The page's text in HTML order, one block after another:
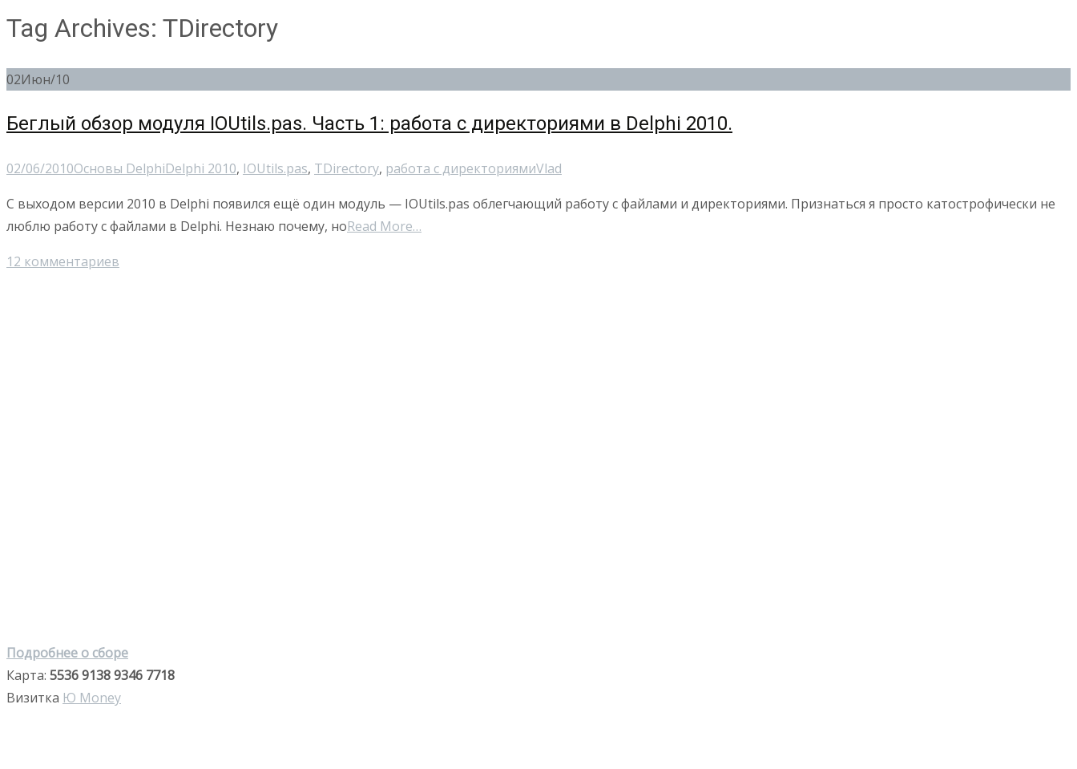
Tag Archives: TDirectory
02Июн/10
Беглый обзор модуля IOUtils.pas. Часть 1: работа с директориями в Delphi 2010.
02/06/2010Основы DelphiDelphi 2010, IOUtils.pas, TDirectory, работа с директориямиVlad
С выходом версии 2010 в Delphi появился ещё один модуль — IOUtils.pas облегчающий работу с файлами и директориями. Признаться я просто катострофически не
люблю работу с файлами в Delphi. Незнаю почему, ноRead More…
12 комментариев
Подробнее о сборе
Карта: 5536 9138 9346 7718
Визитка Ю Money